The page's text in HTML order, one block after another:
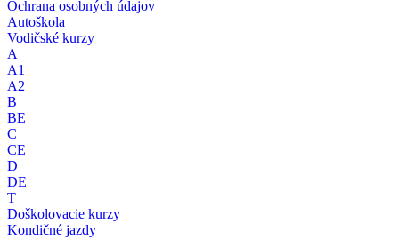
Ochrana osobných údajov
Autoškola
Vodičské kurzy
A
A1
A2
B
BE
C
CE
D
DE
T
Doškolovacie kurzy
Kondičné jazdy